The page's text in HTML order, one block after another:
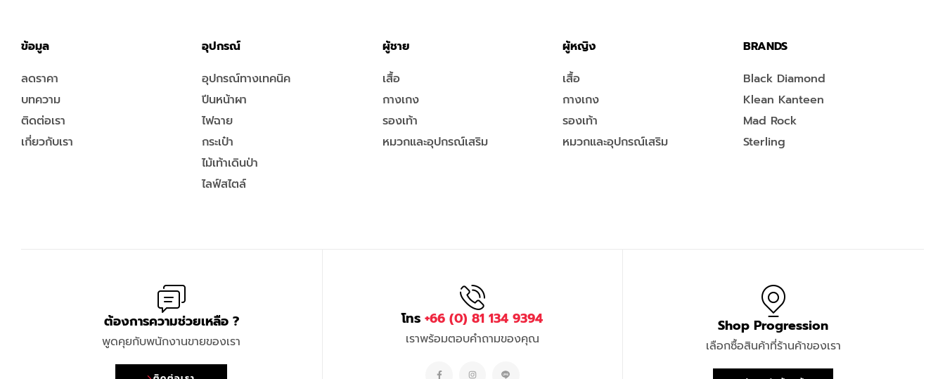
ข้อมูล
ลดราคา
บทความ
ติดต่อเรา
เกี่ยวกับเรา
อุปกรณ์
อุปกรณ์ทางเทคนิค
ปีนหน้าผา
ไฟฉาย
กระเป๋า
ไม้เท้าเดินป่า
ไลฟ์สไตล์
ผู้ชาย
เสื้อ
กางเกง
รองเท้า
หมวกและอุปกรณ์เสริม
ผู้หญิง
เสื้อ
กางเกง
รองเท้า
หมวกและอุปกรณ์เสริม
BRANDS
Black Diamond
Klean Kanteen
Mad Rock
Sterling
ต้องการความช่วยเหลือ ?
พูดคุยกับพนักงานขายของเรา
โทร+66 (0) 81 134 9394
เราพร้อมตอบคำถามของคุณ
Shop Progression
เลือกซื้อสินค้าที่ร้านค้าของเรา